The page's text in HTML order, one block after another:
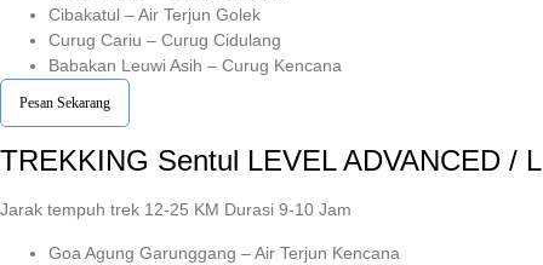
Cibakatul – Air Terjun Golek
Curug Cariu – Curug Cidulang
Babakan Leuwi Asih – Curug Kencana
Pesan Sekarang
TREKKING Sentul LEVEL ADVANCED /
Jarak tempuh trek 12-25 KM Durasi 9-10 Jam
Goa Agung Garunggang – Air Terjun Kencana